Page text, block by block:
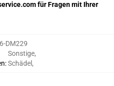
für Fragen mit Ihrer
DM229
:
Sonstige,
Schädel ,